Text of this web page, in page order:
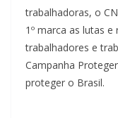
trabalhadoras, o
1º marca as lutas
trabalhadores e
Campanha
proteger o Brasil.